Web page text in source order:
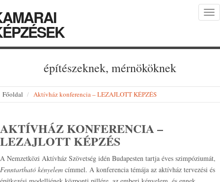
építészeknek, mérnököknek
Főoldal Aktívház konferencia – LEZAJLOTT KÉPZÉS
AKTÍVHÁZ KONFERENCIA –
LEZAJLOTT KÉPZÉS
A Nemzetközi Aktívház Szövetség idén Budapesten tartja éves szimpóziumát,
Fenntartható kényelem címmel. A konferencia témája az aktívház tervezési és